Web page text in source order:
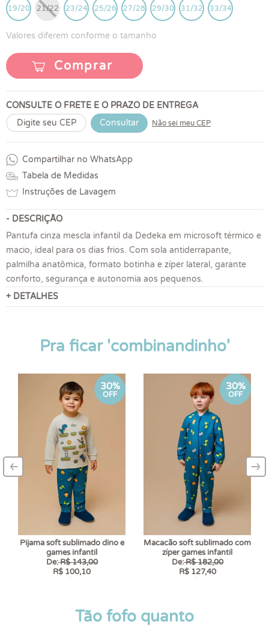
19/20 21/22 23/24 25/26 27/28 29/30 31/32 33/34
Valores diferem conforme o tamanho
Comprar
CONSULTE O FRETE E O PRAZO DE ENTREGA
Consultar
Não sei meu CEP
Compartilhar no WhatsApp
Tabela de Medidas
Instruções de Lavagem
- DESCRIÇÃO
Pantufa cinza mescla infantil da Dedeka em microsoft térmico e
macio, ideal para os dias frios. Com sola antiderrapante,
palmilha anatômica, formato botinha e zíper lateral, garante
conforto, segurança e autonomia aos pequenos.
+ DETALHES
Pra ficar 'combinandinho'
30%
OFF
Pijama soft sublimado dino e
games infantil
De:R$ 143,00
R$ 100,10
30%
OFF
Macacão soft sublimado com
zíper games infantil
De:R$ 182,00
R$ 127,40
–
‹ –
›
Tão fofo quanto